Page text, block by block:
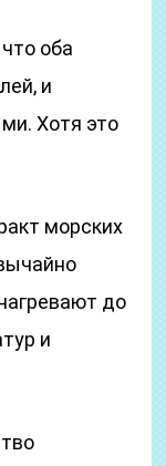
оба
и
Хотя это
морских
до
и